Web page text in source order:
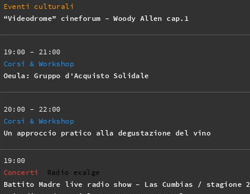
Eventi culturali
“Videodrome” cineforum - Woody Allen cap.1
19:00 - 21:00
Corsi & Workshop
Oeula: Gruppo d'Acquisto Solidale
20:00 - 22:00
Corsi & Workshop
Un approccio pratico alla degustazione del vino
19:00
Concerti
Radio exalge
Battito Madre live radio show - Las Cumbias / stagione 2